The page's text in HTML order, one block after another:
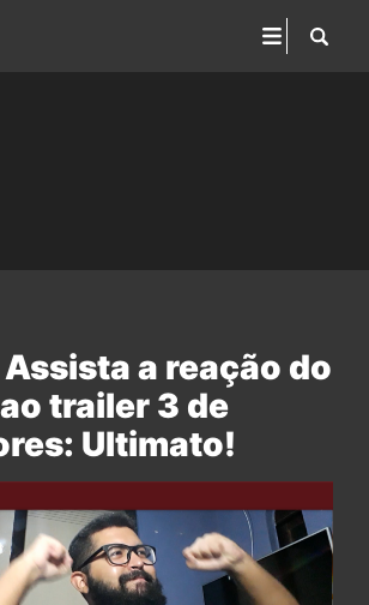
Assista a reação do
trailer 3 de
Ultimato!